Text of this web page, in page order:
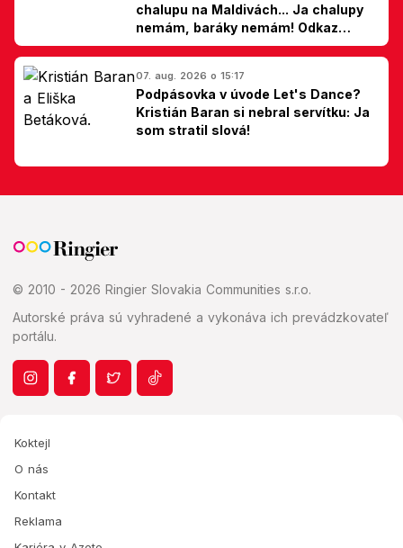
chalupu na Maldivách... Ja chalupy
nemám, baráky nemám! Odkaz
Slovákom
07. aug. 2026 o 15:17
Podpásovka v úvode Let's Dance?
Kristián Baran si nebral servítku: Ja
som stratil slová!
© 2010 - 2026 Ringier Slovakia Communities s.r.o.
Autorské práva sú vyhradené a vykonáva ich prevádzkovateľ
portálu.
Koktejl
O nás
Kontakt
Reklama